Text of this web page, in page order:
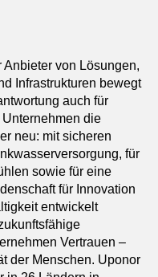
von Lösungen,
Infrastrukturen bewegt
auch für
die
neu: mit sicheren
für
sowie für eine
für Innovation
entwickelt
Vertrauen –
der Menschen. Uponor